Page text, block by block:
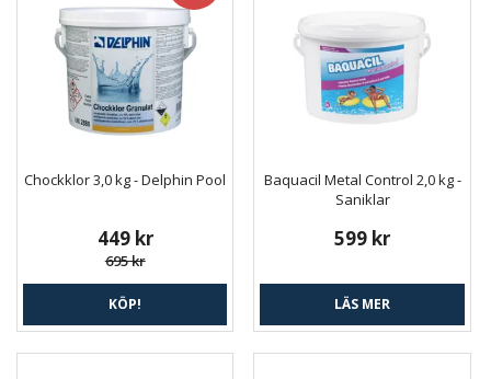
Chockklor 3,0 kg - Delphin Pool
449 kr
695 kr
KÖP!
Baquacil Metal Control 2,0 kg -
Saniklar
599 kr
LÄS MER